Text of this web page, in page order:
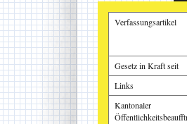
Verfassungsartikel
Gesetz in Kraft seit
Links
Kantonaler